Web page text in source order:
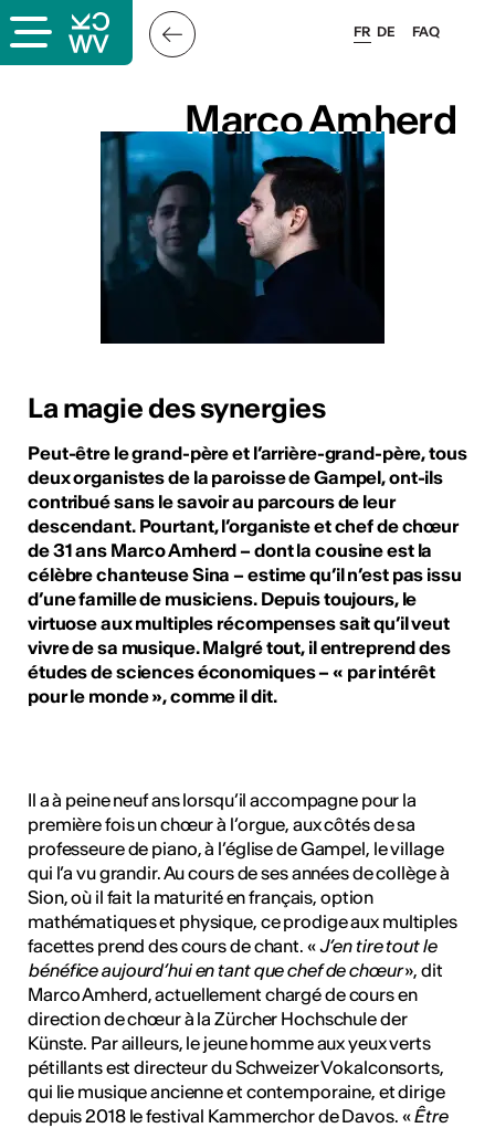
- Radio Chablais
FAQ
FR DE
Marco Amherd
Marco Amherd
La magie des synergies
Peut-être le grand-père et l’arrière-grand-père, tous
deux organistes de la paroisse de Gampel, ont-ils
contribué sans le savoir au parcours de leur
descendant. Pourtant, l’organiste et chef de chœur
de 31 ans Marco Amherd – dont la cousine est la
célèbre chanteuse Sina – estime qu’il n’est pas issu
d’une famille de musiciens. Depuis toujours, le
virtuose aux multiples récompenses sait qu’il veut
vivre de sa musique. Malgré tout, il entreprend des
études de sciences économiques – « par intérêt
pour le monde », comme il dit.
Il a à peine neuf ans lorsqu’il accompagne pour la
première fois un chœur à l’orgue, aux côtés de sa
professeure de piano, à l’église de Gampel, le village
qui l’a vu grandir. Au cours de ses années de collège à
Sion, où il fait la maturité en français, option
mathématiques et physique, ce prodige aux multiples
facettes prend des cours de chant. «J’en tire tout le
bénéfice aujourd’hui en tant que chef de chœur», dit
Marco Amherd, actuellement chargé de cours en
direction de chœur à la Zürcher Hochschule der
Künste. Par ailleurs, le jeune homme aux yeux verts
pétillants est directeur du Schweizer Vokalconsorts,
qui lie musique ancienne et contemporaine, et dirige
depuis 2018 le festival Kammerchor de Davos. «Être